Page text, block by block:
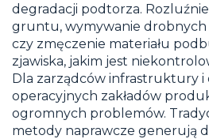
degradacji podtorza.
gruntu, wymywanie drobnych
czy zmęczenie materiału
zjawiska, jakim jest
Dla zarządców infrastruktury
operacyjnych zakładów
ogromnych problemów.
metody naprawcze generują